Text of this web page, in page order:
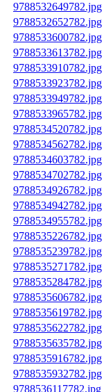
9788532649782.jpg
9788532652782.jpg
9788533600782.jpg
9788533613782.jpg
9788533910782.jpg
9788533923782.jpg
9788533949782.jpg
9788533965782.jpg
9788534520782.jpg
9788534562782.jpg
9788534603782.jpg
9788534702782.jpg
9788534926782.jpg
9788534942782.jpg
9788534955782.jpg
9788535226782.jpg
9788535239782.jpg
9788535271782.jpg
9788535284782.jpg
9788535606782.jpg
9788535619782.jpg
9788535622782.jpg
9788535635782.jpg
9788535916782.jpg
9788535932782.jpg
9788536117782.jpg